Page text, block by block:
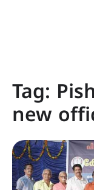
Tag:
new